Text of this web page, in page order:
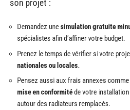
son projet :
Demandez unesimulation gratuite
spécialistes afin d’affiner votre budget.
Prenez le temps de vérifier si votre
nationales ou locales.
Pensez aussi aux frais annexes
mise en conformitéde votre
autour des radiateurs remplacés.